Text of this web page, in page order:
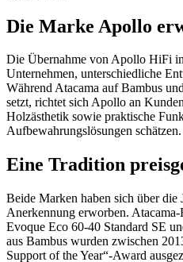
Die Marke Apollo
Die Übernahme von Apollo HiFi
Unternehmen, unterschiedliche
Während Atacama auf Bambus
setzt, richtet sich Apollo an
Holzästhetik sowie praktische
Aufbewahrungslösungen schätzen.
Eine Tradition
Beide Marken haben sich über die
Anerkennung erworben.
Evoque Eco 60-40 Standard SE
aus Bambus wurden zwischen
Support of the Year“-Award